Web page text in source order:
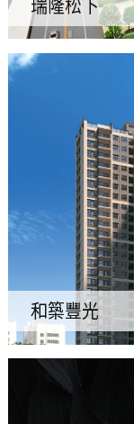
瑞隆松下
和築豐光